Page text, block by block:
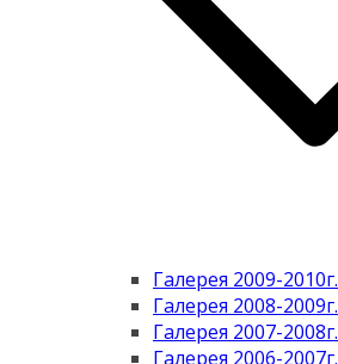
Галерея 2009-2010г.
Галерея 2008-2009г.
Галерея 2007-2008г.
Галерея 2006-2007г.